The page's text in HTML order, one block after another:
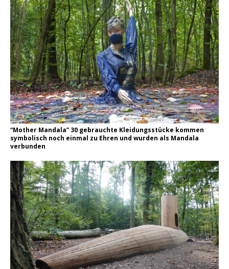
“Mother Mandala” 30 gebrauchte Kleidungsstücke kommen
symbolisch noch einmal zu Ehren und wurden als Mandala
verbunden